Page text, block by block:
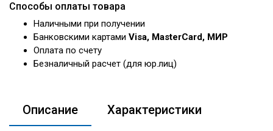
Способы оплаты товара
Наличными при получении
Банковскими картами Visa, MasterCard, МИР
Оплата по счету
Безналичный расчет (для юр.лиц)
Описание Характеристики